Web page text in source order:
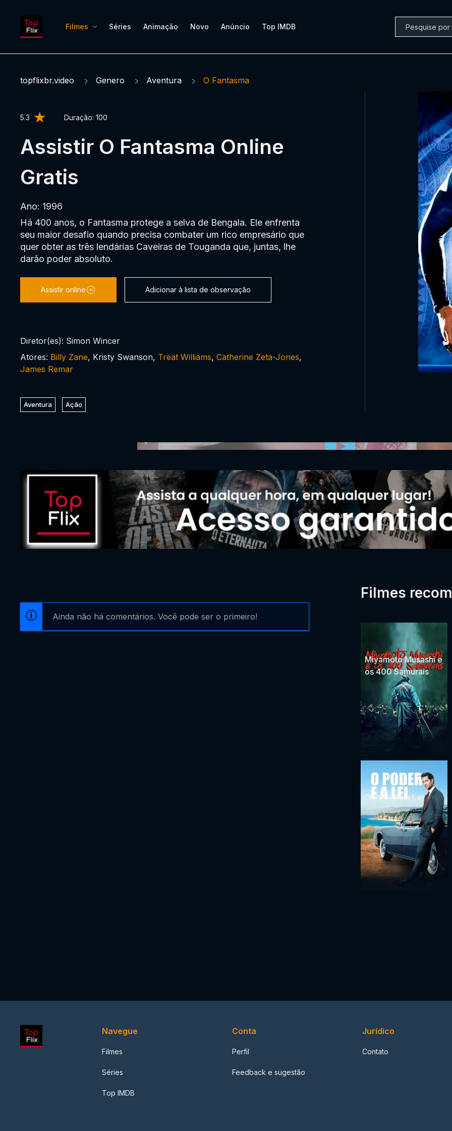
Filmes Séries Animação Novo Anúncio Top IMDB
topflixbr.video Genero Aventura O Fantasma
5.3 Duração: 100
Assistir O Fantasma Online
Gratis
Ano: 1996
Há 400 anos, o Fantasma protege a selva de Bengala. Ele enfrenta
seu maior desafio quando precisa combater um rico empresário que
quer obter as três lendárias Caveiras de Touganda que, juntas, lhe
darão poder absoluto.
Assistir online Adicionar à lista de observação
Diretor(es): Simon Wincer
Atores: Billy Zane, Kristy Swanson, Treat Williams, Catherine Zeta-Jones,
James Remar
Aventura Ação
Ainda não há comentários. Você pode ser o primeiro!
Filmes
Miyamoto Musashi e
os 400 Samurais
O Poder e a Lei
Navegue
Filmes
Séries
Top IMDB
Conta
Perfil
Feedback e sugestão
Jurídico
Contato